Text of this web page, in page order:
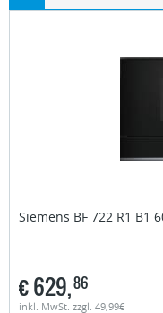
Siemens BF 722 R1 B1
€629,86
inkl. MwSt. zzgl. 49,99€